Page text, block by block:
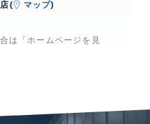
( マップ)
は「ホームページを見